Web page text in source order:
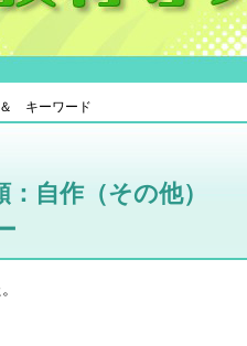
キーワード
自作（その他）